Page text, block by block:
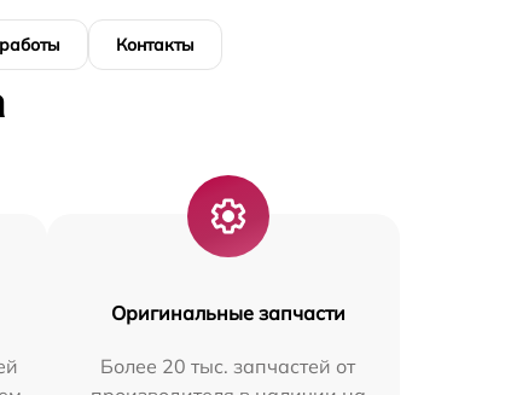
Контакты
Оригинальные запчасти
Более 20 тыс. запчастей от